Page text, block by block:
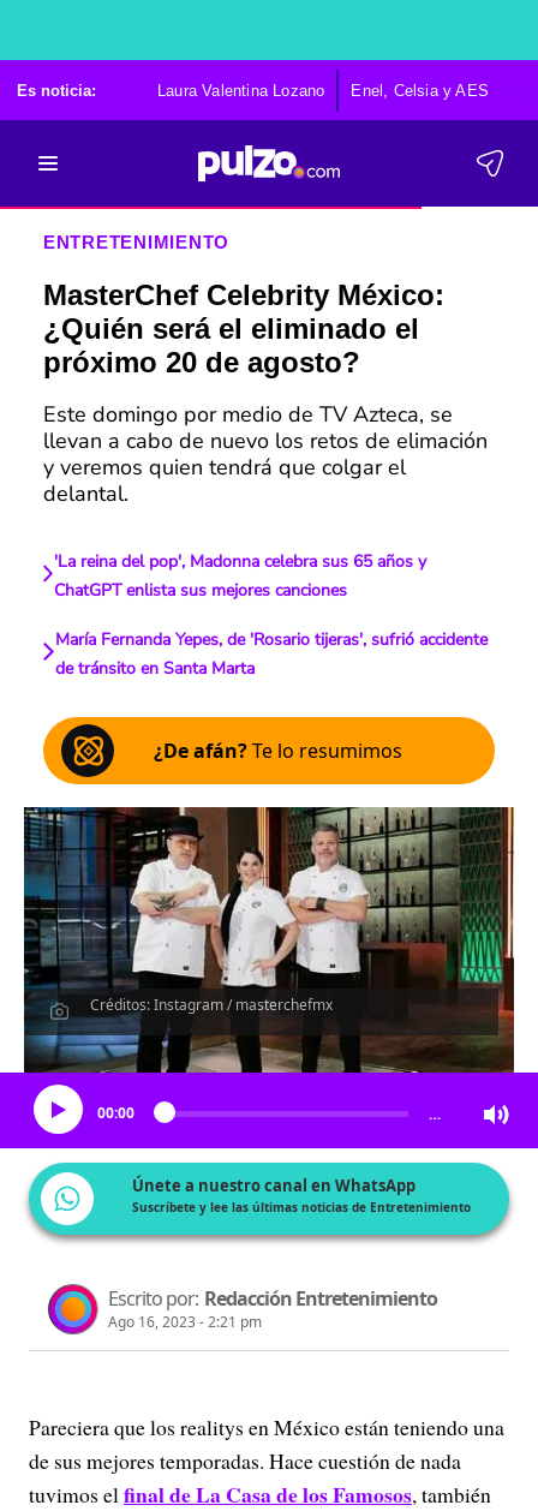
Es noticia: Laura Valentina Lozano Enel, Celsia y AES
ENTRETENIMIENTO
MasterChef Celebrity México:
¿Quién será el eliminado el
próximo 20 de agosto?
Este domingo por medio de TV Azteca, se
llevan a cabo de nuevo los retos de elimación
y veremos quien tendrá que colgar el
delantal.
'La reina del pop', Madonna celebra sus 65 años y
ChatGPT enlista sus mejores canciones
María Fernanda Yepes, de 'Rosario tijeras', sufrió accidente
de tránsito en Santa Marta
¿De afán?Te lo resumimos
Créditos: Instagram / masterchefmx
Escucha el artículo
00:00 …
Únete a nuestro canal en WhatsApp
Suscríbete y lee las últimas noticias de Entretenimiento
Escrito por: Redacción Entretenimiento
Ago 16, 2023 - 2:21 pm
Pareciera que los realitys en México están teniendo una
de sus mejores temporadas. Hace cuestión de nada
tuvimos elfinal de La Casa de los Famosos, también